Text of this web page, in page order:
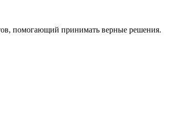
помогающий принимать верные решения.